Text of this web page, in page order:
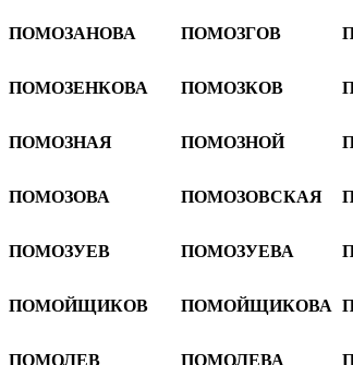
ПОМОЗАНОВА ПОМОЗГОВ
ПОМОЗЕНКОВА ПОМОЗКОВ
ПОМОЗНАЯ ПОМОЗНОЙ
ПОМОЗОВА ПОМОЗОВСКАЯ
ПОМОЗУЕВ ПОМОЗУЕВА
ПОМОЙЩИКОВ ПОМОЙЩИКОВА
ПОМОЛЕВ ПОМОЛЕВА